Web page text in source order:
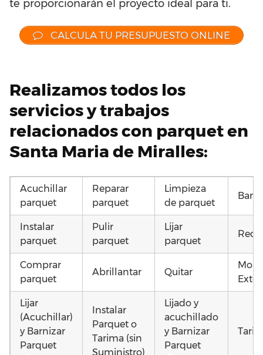
te proporcionarán el proyecto ideal para ti.
CALCULA TU PRESUPUESTO ONLINE
Realizamos todos los
servicios y trabajos
relacionados con parquet en
Santa Maria de Miralles:
Acuchillar
parquet
Reparar
parquet
Limpieza
de parquet
Instalar
parquet
Pulir
parquet
Lijar
parquet
Comprar
parquet
Abrillantar Quitar
Lijar
(Acuchillar)
y Barnizar
Parquet
Instalar
Parquet o
Tarima (sin
Suministro)
Lijado y
acuchillado
y Barnizar
Parquet